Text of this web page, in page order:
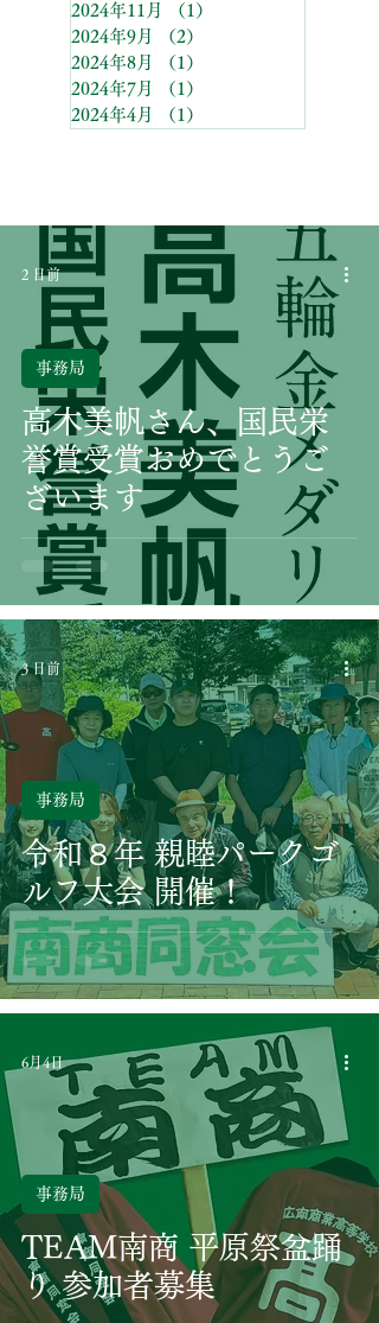
2024年11月
（1）
2024年9月
（2）
2024年8月
（1）
2024年7月
（1）
2024年4月
（1）
高木美帆さん、国民栄
誉賞受賞おめでとうご
ざいます
事務局
2 日前
令和８年 親睦パークゴ
ルフ大会 開催！
事務局
3 日前
TEAM南商 平原祭盆踊
り 参加者募集
事務局
6月4日